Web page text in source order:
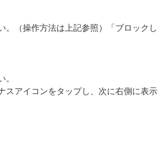
（操作方法は上記参照）「ブロックし
スアイコンをタップし、次に右側に表示